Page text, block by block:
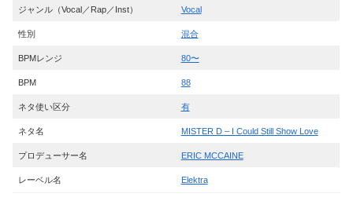
ジャンル（Vocal／Rap／Inst） Vocal
性別 混合
BPMレンジ 80〜
BPM 88
ネタ使い区分 有
ネタ名 MISTER D – I Could Still Show Love
プロデューサー名 ERIC MCCAINE
レーベル名 Elektra